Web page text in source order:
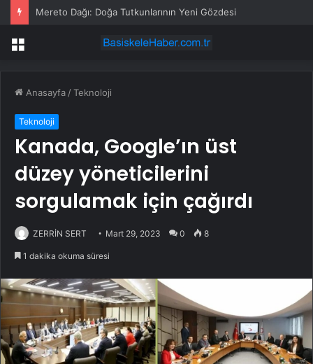
Mereto Dağı: Doğa Tutkunlarının Yeni Gözdesi
Menü
Anasayfa /Teknoloji
Teknoloji
Kanada, Google’ın üst
düzey yöneticilerini
sorgulamak için çağırdı
ZERRİN SERT Mart 29, 2023 0 8
1 dakika okuma süresi